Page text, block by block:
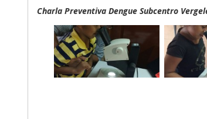
Charla Preventiva Dengue Subcentro